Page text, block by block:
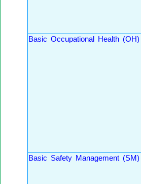
Basic Occupational Health (OH)
Basic Safety Management (SM)